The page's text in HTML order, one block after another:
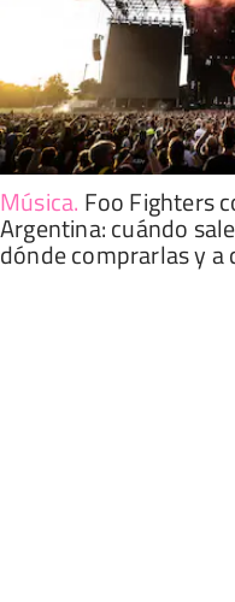
Música. Foo Fighters
Argentina: cuándo
dónde comprarlas y a